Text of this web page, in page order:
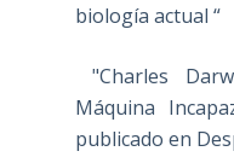
biología actual “
"Charles
Máquina
publicado en